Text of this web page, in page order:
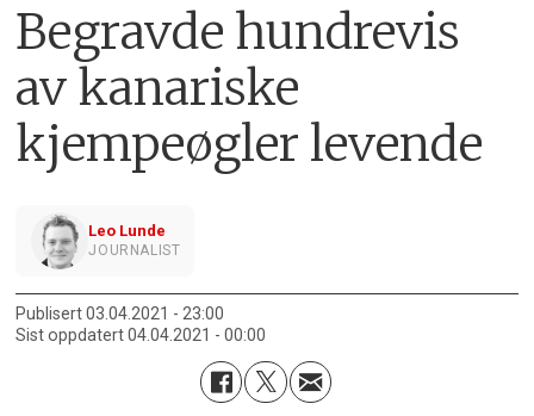
Begravde hundrevis
av kanariske
kjempeøgler levende
Leo Lunde
JOURNALIST
Publisert
03.04.2021 - 23:00
Sist oppdatert
04.04.2021 - 00:00